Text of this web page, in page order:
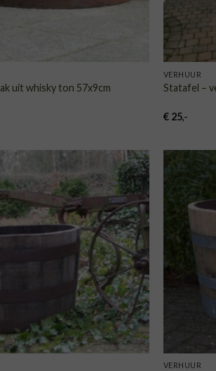
uit whisky ton 57x9cm
VERHUUR
Statafel –
€25,-
TOEVOEGEN
VERLANGLIJST
VERHUUR